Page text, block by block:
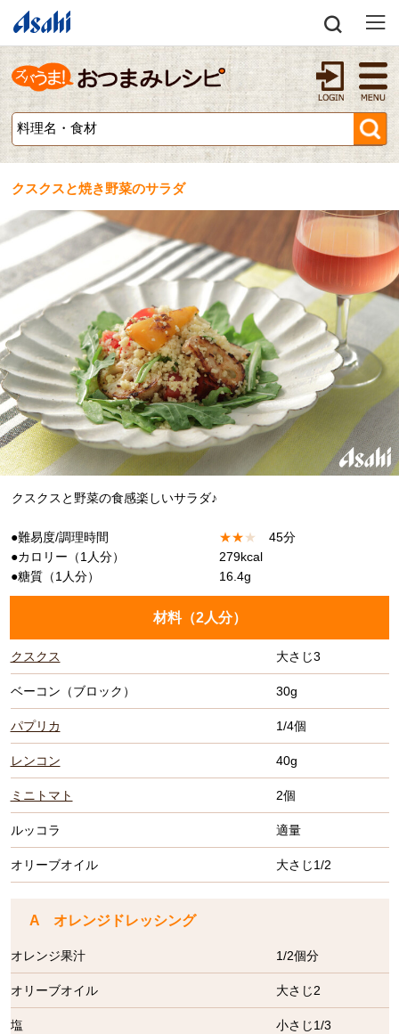
クスクスと焼き野菜のサラダ
クスクスと野菜の食感楽しいサラダ♪
●難易度/調理時間 ★★★
45分
●カロリー（1人分）
279kcal
●糖質（1人分）
16.4g
材料（2人分）
クスクス 大さじ3
ベーコン（ブロック） 30g
パプリカ 1/4個
レンコン 40g
ミニトマト 2個
ルッコラ 適量
オリーブオイル 大さじ1/2
A オレンジドレッシング
オレンジ果汁 1/2個分
オリーブオイル 大さじ2
塩 小さじ1/3